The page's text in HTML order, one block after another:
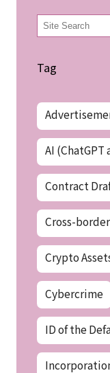
検
索
Tag
AI (ChatGPT
Contract
Cross-border
Crypto
Cybercrime
ID of the